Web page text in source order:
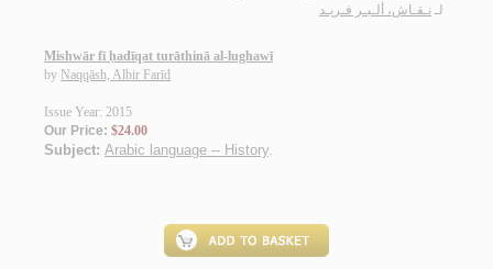
لـ نـقـاش، ألـبـر فـريـد
Mishwār fī ḥadīqat turāthinā al-lughawī
by Naqqāsh, Albir Farīd
Issue Year: 2015
Our Price: $24.00
Subject: Arabic language -- History.